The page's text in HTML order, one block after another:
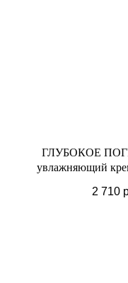
ГЛУБОКОЕ
увлажняющий
2 710